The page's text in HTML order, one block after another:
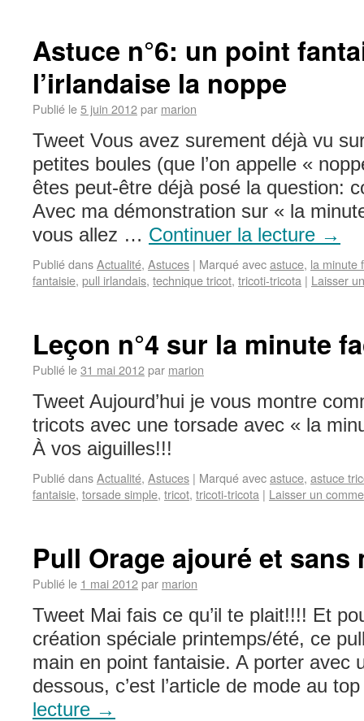
Astuce n°6: un point
l’irlandaise la noppe
Publié le5 juin 2012par marion
Tweet Vous avez surement déjà vu
petites boules (que l’on appelle «
êtes peut-être déjà posé la question:
Avec ma démonstration sur « la
vous allez … Continuer la lecture →
Publié dansActualité, Astuces | Marqué avecastuce, la minute
fantaisie, pull irlandais, technique tricot, tricoti-tricota | Laisser
Leçon n°4 sur la minute
Publié le31 mai 2012par marion
Tweet Aujourd’hui je vous montre
tricots avec une torsade avec « la
À vos aiguilles!!!
Publié dansActualité, Astuces | Marqué avecastuce, astuce
fantaisie, torsade simple, tricot, tricoti-tricota | Laisser un
Pull Orage ajouré et sans
Publié le 1 mai 2012par marion
Tweet Mai fais ce qu’il te plait!!!! Et
création spéciale printemps/été, ce
main en point fantaisie. A porter avec
dessous, c’est l’article de mode au
lecture →